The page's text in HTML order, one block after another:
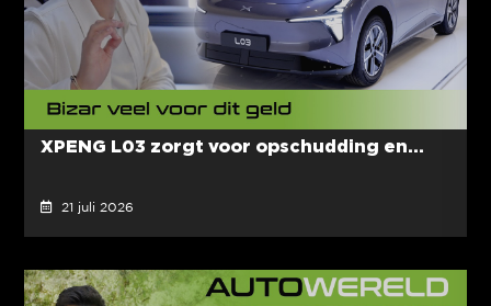
XPENG L03 zorgt voor opschudding en...
21 juli 2026